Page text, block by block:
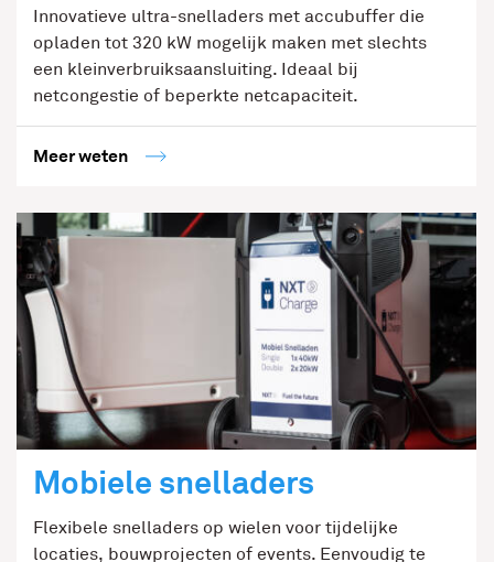
Innovatieve ultra-snelladers met accubuffer die
opladen tot 320 kW mogelijk maken met slechts
een kleinverbruiksaansluiting. Ideaal bij
netcongestie of beperkte netcapaciteit.
Meer weten
Mobiele snelladers
Flexibele snelladers op wielen voor tijdelijke
locaties, bouwprojecten of events. Eenvoudig te